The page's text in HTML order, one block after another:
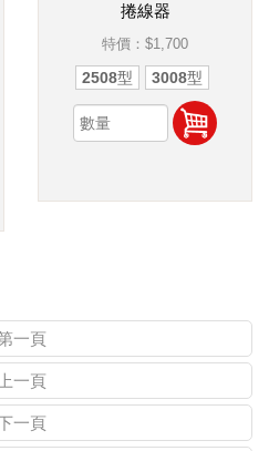
捲線器
特價： $1,700
2508型 3008型
一頁
上一頁
一頁